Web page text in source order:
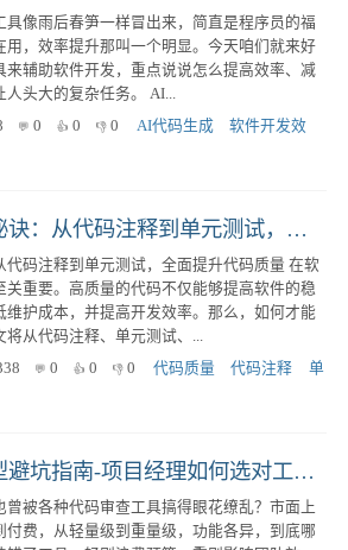
像雨后春笋一样冒出来，简直是程序员的福
用，效率提升那叫一个明显。今天咱们就来好
来辅助软件开发，重点说说怎么提高效率、减
少错误，以及简化那些让人头大的复杂任务。 AI...
0 0 0 AI代码生成
软件开发效
写出高效代码的秘诀：从代码注释到单元测试，全面提升代码质量
码注释到单元测试，全面提升代码质量 在软
关重要。高质量的代码不仅能够提高软件的稳
维护成本，并提高开发效率。那么，如何才能
将从代码注释、单元测试、...
0 0 0 代码质量 代码注释
单
代码审查工具选型避坑指南-项目经理如何选对工具提升交付质量？
曾被各种代码审查工具搞得眼花缭乱？市面上
付费，从轻量级到重量级，功能各异，到底哪